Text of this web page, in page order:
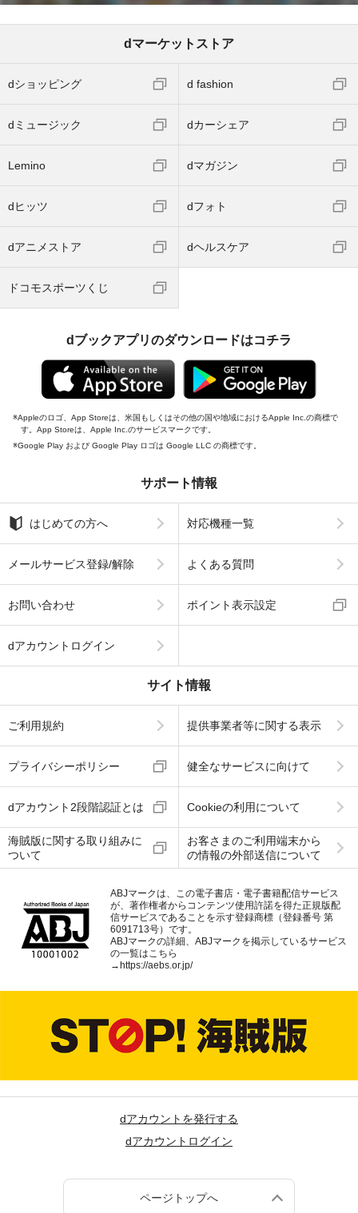
dマーケットストア
dショッピング d fashion
dミュージック dカーシェア
Lemino dマガジン
dヒッツ dフォト
dアニメストア dヘルスケア
ドコモスポーツくじ
dブックアプリのダウンロードはコチラ
Appleのロゴ、App Storeは、米国もしくはその他の国や地域におけるApple Inc.の商標で
す。App Storeは、Apple Inc.のサービスマークです。
Google Play および Google Play ロゴは Google LLC の商標です。
サポート情報
はじめての方へ 対応機種一覧
メールサービス登録/解除 よくある質問
お問い合わせ ポイント表示設定
dアカウントログイン
サイト情報
ご利用規約 提供事業者等に関する表示
プライバシーポリシー 健全なサービスに向けて
dアカウント2段階認証とは Cookieの利用について
海賊版に関する取り組みに
ついて
お客さまのご利用端末から
の情報の外部送信について
ABJマークは、この電子書店・電子書籍配信サービス
が、著作権者からコンテンツ使用許諾を得た正規版配
信サービスであることを示す登録商標（登録番号 第
6091713号）です。
ABJマークの詳細、ABJマークを掲示しているサービス
の一覧はこちら
→ https://aebs.or.jp/
dアカウントを発行する
dアカウントログイン
ページトップへ